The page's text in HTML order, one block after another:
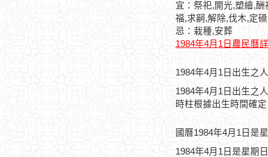
宜：祭祀,開光,塑繪,
福,求嗣,解除,伐木,定
忌：栽種,安葬
1984年4月1日農民曆
1984年4月1日出生之
1984年4月1日出生之
時柱根據出生時間確
國曆1984年4月1日是
1984年4月1日是星期日